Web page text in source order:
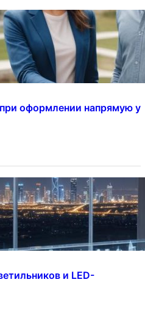
оформлении напрямую у
и LED-